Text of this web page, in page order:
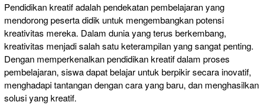
Pendidikan kreatif adalah pendekatan pembelajaran yang
mendorong peserta didik untuk mengembangkan potensi
kreativitas mereka. Dalam dunia yang terus berkembang,
kreativitas menjadi salah satu keterampilan yang sangat penting.
Dengan memperkenalkan pendidikan kreatif dalam proses
pembelajaran, siswa dapat belajar untuk berpikir secara inovatif,
menghadapi tantangan dengan cara yang baru, dan menghasilkan
solusi yang kreatif.